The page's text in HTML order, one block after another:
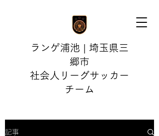
ランゲ浦池 | 埼玉県三
郷市
社会人リーグサッカー
チーム
記事